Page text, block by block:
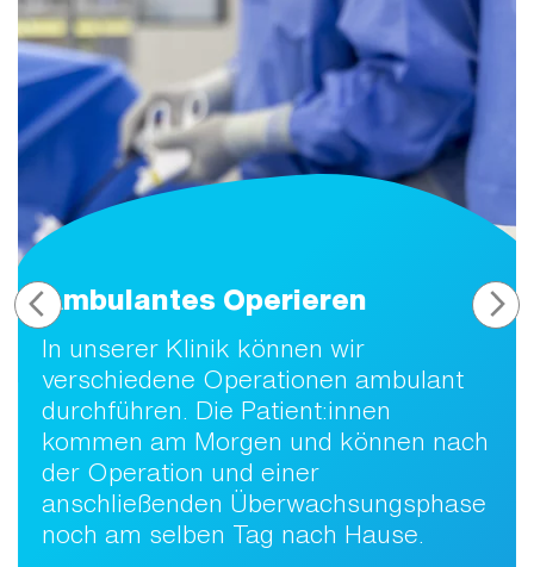
Ambulantes Operieren
In unserer Klinik können wir
verschiedene Operationen ambulant
durchführen. Die Patient:innen
kommen am Morgen und können nach
der Operation und einer
anschließenden Überwachsungsphase
noch am selben Tag nach Hause.